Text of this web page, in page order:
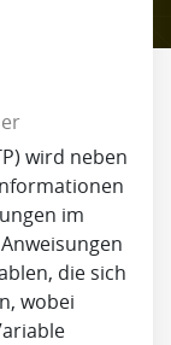
wird neben
im
die sich
wobei